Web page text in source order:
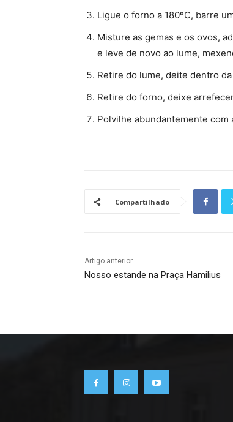
Ligue o forno a 180ºC, barre
Misture as gemas e os ovos,
e leve de novo ao lume,
Retire do lume, deite dentro
Retire do forno, deixe
Polvilhe abundantemente com
Compartilhado
Artigo anterior
Nosso estande na Praça Hamilius